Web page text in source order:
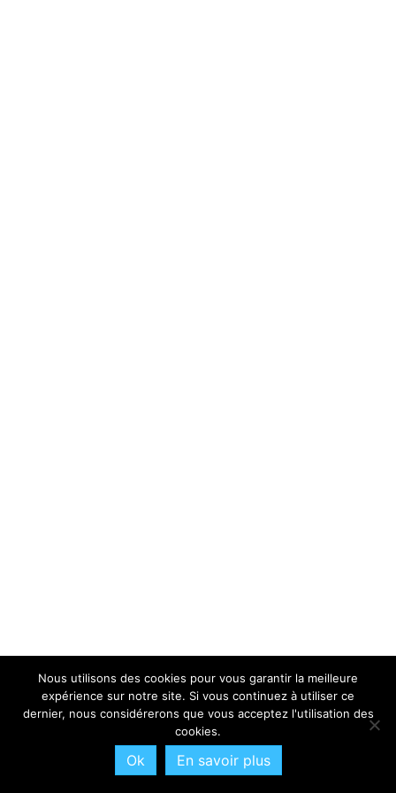
Nous utilisons des cookies pour vous garantir la meilleure
expérience sur notre site. Si vous continuez à utiliser ce
dernier, nous considérerons que vous acceptez l'utilisation des
cookies.
Ok En savoir plus